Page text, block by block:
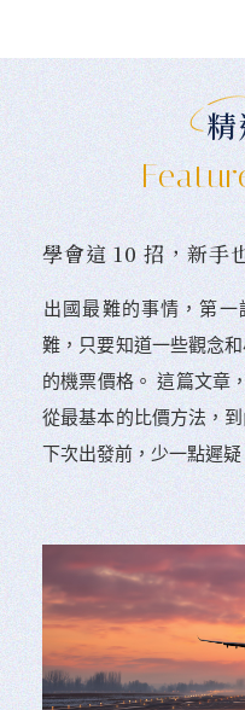
學會這 10 招，新手
出國最難的事情，第
難，只要知道一些觀念
的機票價格。 這篇文章
從最基本的比價方法，
下次出發前，少一點遲疑